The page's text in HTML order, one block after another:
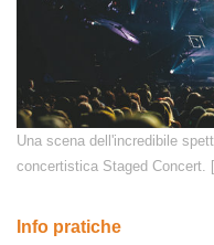
Una scena dell'incredibile
concertistica Staged Concert.
Info pratiche